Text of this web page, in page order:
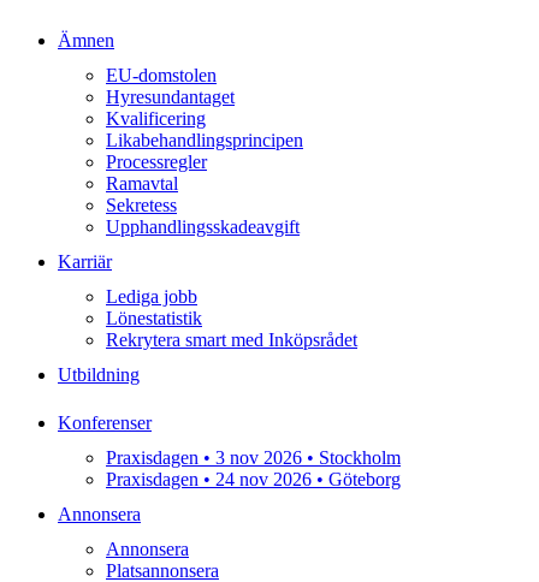
Ämnen
EU-domstolen
Hyresundantaget
Kvalificering
Likabehandlingsprincipen
Processregler
Ramavtal
Sekretess
Upphandlingsskadeavgift
Karriär
Lediga jobb
Lönestatistik
Rekrytera smart med Inköpsrådet
Utbildning
Konferenser
Praxisdagen • 3 nov 2026 • Stockholm
Praxisdagen • 24 nov 2026 • Göteborg
Annonsera
Annonsera
Platsannonsera